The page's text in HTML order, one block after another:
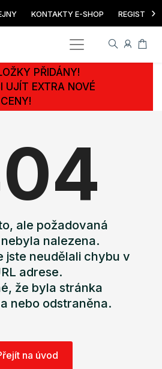
KONTAKTY E-SHOP ›
PŘIDÁNY!
UJÍT EXTRA NOVÉ
CENY!
ale požadovaná
nalezena.
jste neudělali chybu v
adrese.
že byla stránka
nebo odstraněna.
na úvod